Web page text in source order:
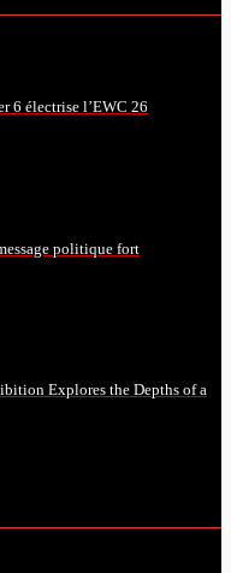
6 électrise l’EWC 26
politique fort
Explores the Depths of a